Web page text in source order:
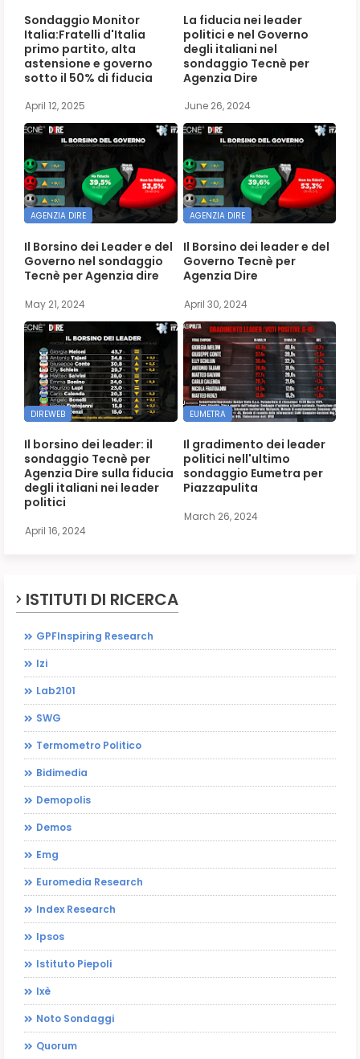
Sondaggio Monitor
Italia:Fratelli d'Italia
primo partito, alta
astensione e governo
sotto il 50% di fiducia
April 12, 2025
La fiducia nei leader
politici e nel Governo
degli italiani nel
sondaggio Tecnè per
Agenzia Dire
June 26, 2024
AGENZIA DIRE
Il Borsino dei Leader e del
Governo nel sondaggio
Tecnè per Agenzia dire
May 21, 2024
AGENZIA DIRE
Il Borsino dei leader e del
Governo Tecnè per
Agenzia Dire
April 30, 2024
DIREWEB
Il borsino dei leader: il
sondaggio Tecnè per
Agenzia Dire sulla fiducia
degli italiani nei leader
politici
April 16, 2024
EUMETRA
Il gradimento dei leader
politici nell'ultimo
sondaggio Eumetra per
Piazzapulita
March 26, 2024
ISTITUTI DI RICERCA
GPFInspiring Research
Izi
Lab2101
SWG
Termometro Politico
Bidimedia
Demopolis
Demos
Emg
Euromedia Research
Index Research
Ipsos
Istituto Piepoli
Ixè
Noto Sondaggi
Quorum